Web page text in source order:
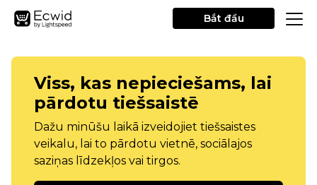
Bắt đầu
Viss, kas nepieciešams, lai
pārdotu tiešsaistē
Dažu minūšu laikā izveidojiet tiešsaistes
veikalu, lai to pārdotu vietnē, sociālajos
saziņas līdzekļos vai tirgos.